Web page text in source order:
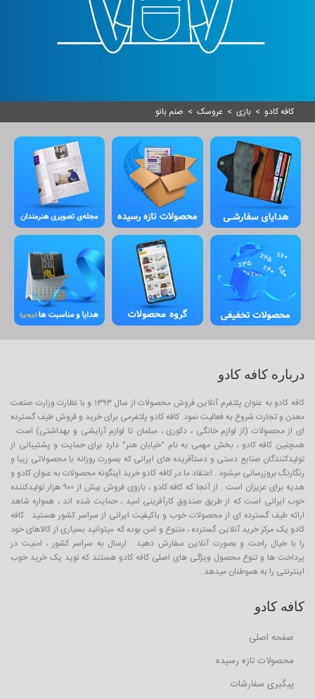
کافه کادو > بازی > عروسک > صنم بانو
درباره کافه کادو
کافه کادو به عنوان پلتفرم آنلاین فروش محصولات از سال ۱۳۹۳ و با نظارت وزارت صنعت
معدن و تجارت شروع به فعالیت نمود. کافه کادو پلتفرمی برای خرید و فروش طیف گسترده
ای از محصولات (از لوازم خانگی ، دکوری ، مبلمان تا لوازم آرایشی و بهداشتی) است .
همچنین کافه کادو ، بخش مهمی به نام "خیابان هنر" دارد برای حمایت و پشتیبانی از
تولیدکنندگان صنایع دستی و دستآفریده های ایرانی که بصورت روزانه با محصولاتی زیبا و
رنگارنگ بروزرسانی میشود . اعتقاد ما در کافه کادو خرید اینگونه محصولات به عنوان کادو و
هدیه برای عزیزان است . از آنجا که کافه کادو ، بازوی فروش بیش از ۹۰۰ هزار تولیدکننده
خوب ایرانی است که از طریق صندوق کارآفرینی امید ، حمایت شده اند ، همواره شاهد
ارائه طیف گسترده ای از محصولات خوب و باکیفیت ایرانی از سراسر کشور هستید . کافه
کادو یک مرکز خرید آنلاین گسترده ، متنوع و امن بوده که میتوانید بسیاری از کالاهای خود
را با خیال راحت و بصورت آنلاین سفارش دهید . ارسال به سراسر کشور ، امنیت در
پرداخت ها و تنوع محصول ویژگی های اصلی کافه کادو هستند که نوید یک خرید خوب
اینترنتی را به هموطنان میدهد .
کافه کادو
صفحه اصلی
محصولات تازه رسیده
پیگیری سفارشات